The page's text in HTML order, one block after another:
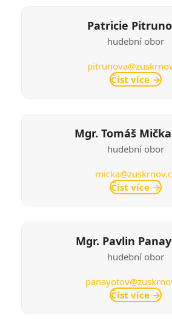
Patricie
hudební obor
Číst více →
Mgr. Tomáš
hudební obor
Číst více →
Mgr. Pavlin
hudební obor
Číst více →